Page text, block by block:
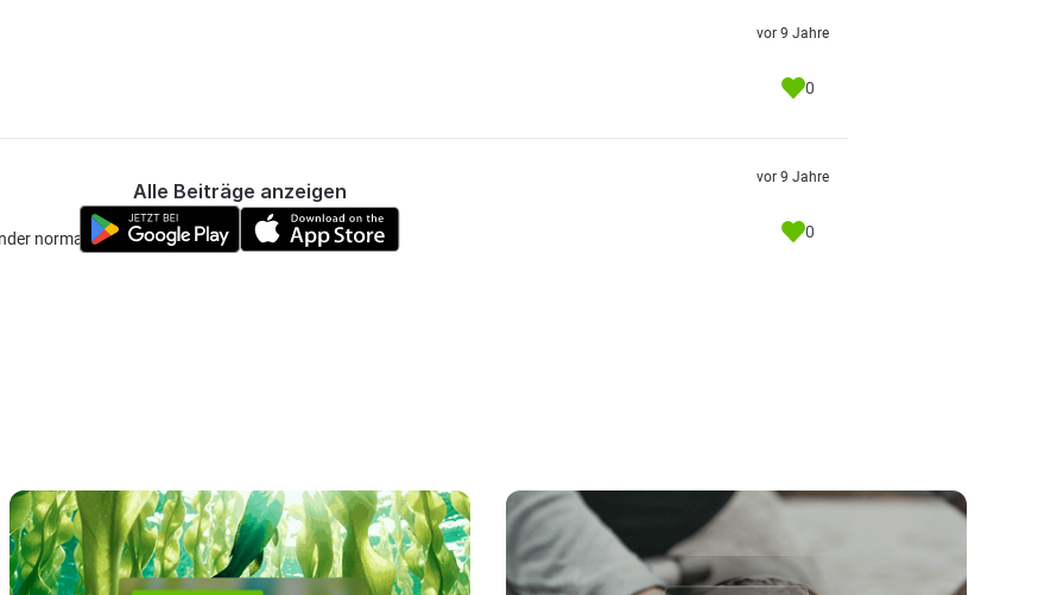
vor 9 Jahre
0
normale Weise kostet :)
vor 9 Jahre
0
Alle Beiträge anzeigen